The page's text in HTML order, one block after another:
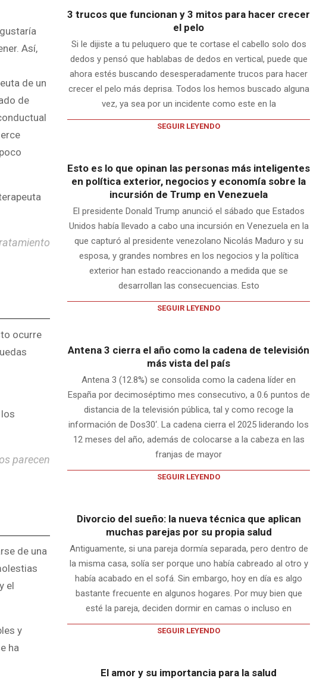
Así,
de un
de
ocurre
parecen
de una
el
y
ha
3 trucos que funcionan y 3 mitos para hacer crecer
el pelo
Si le dijiste a tu peluquero que te cortase el cabello solo dos
dedos y pensó que hablabas de dedos en vertical, puede que
ahora estés buscando desesperadamente trucos para hacer
crecer el pelo más deprisa. Todos los hemos buscado alguna
vez, ya sea por un incidente como este en la
SEGUIR LEYENDO
Esto es lo que opinan las personas más inteligentes
en política exterior, negocios y economía sobre la
incursión de Trump en Venezuela
El presidente Donald Trump anunció el sábado que Estados
Unidos había llevado a cabo una incursión en Venezuela en la
que capturó al presidente venezolano Nicolás Maduro y su
esposa, y grandes nombres en los negocios y la política
exterior han estado reaccionando a medida que se
desarrollan las consecuencias. Esto
SEGUIR LEYENDO
Antena 3 cierra el año como la cadena de televisión
más vista del país
Antena 3 (12.8%) se consolida como la cadena líder en
España por decimoséptimo mes consecutivo, a 0.6 puntos de
distancia de la televisión pública, tal y como recoge la
información de Dos30‘. La cadena cierra el 2025 liderando los
12 meses del año, además de colocarse a la cabeza en las
franjas de mayor
SEGUIR LEYENDO
Divorcio del sueño: la nueva técnica que aplican
muchas parejas por su propia salud
Antiguamente, si una pareja dormía separada, pero dentro de
la misma casa, solía ser porque uno había cabreado al otro y
había acabado en el sofá. Sin embargo, hoy en día es algo
bastante frecuente en algunos hogares. Por muy bien que
esté la pareja, deciden dormir en camas o incluso en
SEGUIR LEYENDO
El amor y su importancia para la salud